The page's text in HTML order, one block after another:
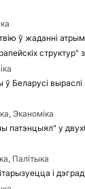
ў жаданні
ў Беларусі выраслі
Эканоміка
патэнцыял" у
Палітыка
і